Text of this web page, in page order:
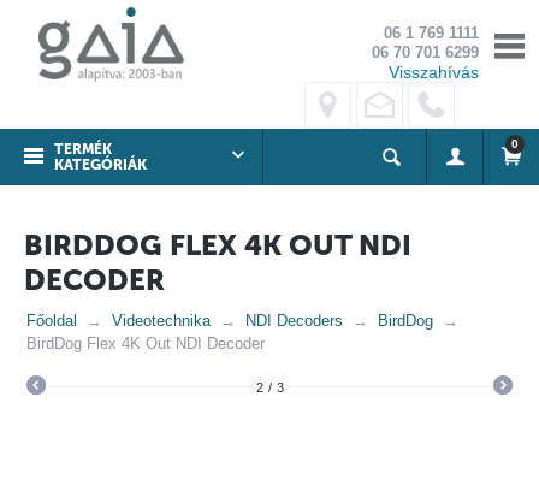
06 1 769 1111
06 70 701 6299
Visszahívás
TERMÉK
KATEGÓRIÁK
0
BIRDDOG FLEX 4K OUT NDI
DECODER
Főoldal Videotechnika NDI Decoders
BirdDog
BirdDog Flex 4K Out NDI Decoder
2 / 3